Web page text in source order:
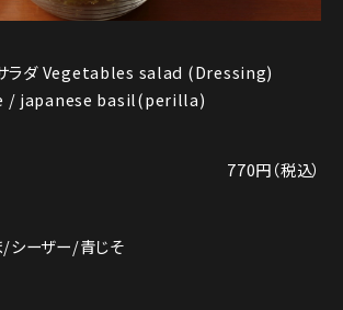
サラダ Vegetables salad (Dressing)
/ japanese basil(perilla)
770円（税込）
/シーザー/青じそ